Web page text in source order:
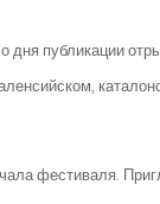
публикации
фестиваля.